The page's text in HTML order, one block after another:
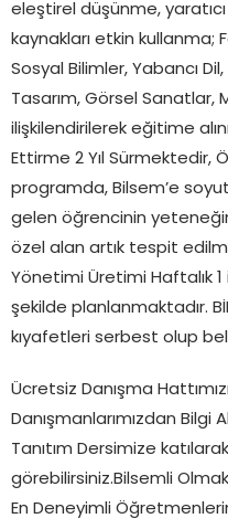
eleştirel düşünme,
kaynakları etkin kullanma;
Sosyal Bilimler, Yabancı
Tasarım, Görsel Sanatlar,
ilişkilendirilerek eğitime
Ettirme 2 Yıl Sürmektedir,
programda, Bilsem’e
gelen öğrencinin
özel alan artık tespit
Yönetimi Üretimi Haftalık
şekilde planlanmaktadır.
kıyafetleri serbest olup
Ücretsiz Danışma
Danışmanlarımızdan Bilgi
Tanıtım Dersimize
görebilirsiniz.Bilsemli
En Deneyimli